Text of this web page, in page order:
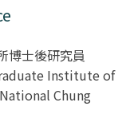
博士後研究員
Institute of
Chung